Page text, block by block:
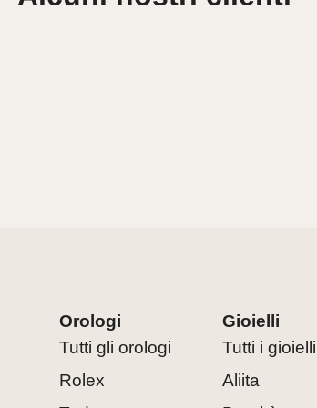
Orologi
Tutti gli orologi
Rolex
Gioielli
Tutti i gioielli
Aliita